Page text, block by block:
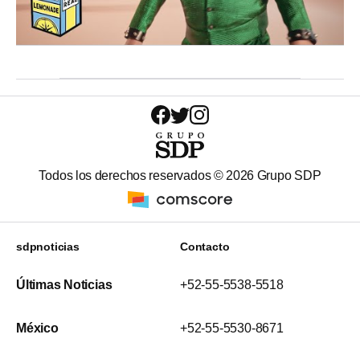
Todos los derechos reservados © 2026 Grupo SDP
sdpnoticias
Últimas Noticias
México
Contacto
+52-55-5538-5518
+52-55-5530-8671